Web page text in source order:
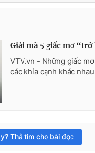
Giải mã 5 giấc mơ
VTV.vn - Những giấc
các khía cạnh khác
Thả tim cho bài đọc